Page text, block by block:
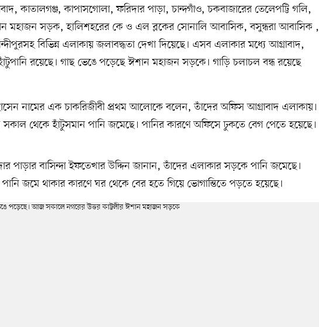
কাতালগঞ্জ, কাপাসগোলা, ফরিদার পাড়া, চান্দগাঁও, চকবাজারের তেলেপট্টি গলি,
মহাজন সড়ক, হালিশহরের কে ও এল ব্লকের সোনালি আবাসিক, বসুন্ধরা আবাসিক ,
বিভিন্ন এলাকায় জলাবদ্ধতা দেখা দিয়েছে। এসব এলাকার মধ্যে আগ্রাবাদ,
রয়েছে। গাছ ভেঙে পড়েছে ঈশান মহাজন সড়কে। গাড়ি চলাচল বন্ধ রয়েছে
নামের এক চাকরিজীবী প্রথম আলোকে বলেন, তাঁদের অফিস আগ্রাবাদ এলাকায়।
সকাল থেকে হাঁটুসমান পানি জমেছে। পানির কারণে অফিসে ঢুকতে বেগ পেতে হয়েছে।
পাড়ার বাসিন্দা ইফতেখার উদ্দিন জানান, তাঁদের এলাকার সড়কে পানি জমেছে।
জমে থাকার কারণে ঘর থেকে বের হতে গিয়ে ভোগান্তিতে পড়তে হয়েছে।